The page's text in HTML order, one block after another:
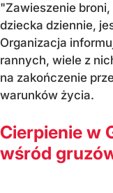
"Zawieszenie
dziecka dziennie,
Organizacja
rannych, wiele z
na zakończenie
warunków życia.
Cierpienie w
wśród